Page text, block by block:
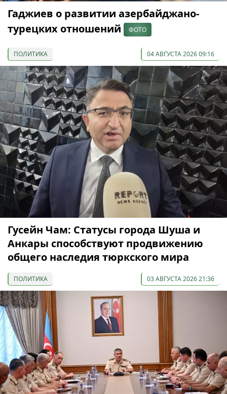
Гаджиев о развитии азербайджано-
турецких отношений
ФОТО
ПОЛИТИКА 04 АВГУСТА 2026 09:16
Гусейн Чам: Статусы города Шуша и
Анкары способствуют продвижению
общего наследия тюркского мира
ПОЛИТИКА 03 АВГУСТА 2026 21:36